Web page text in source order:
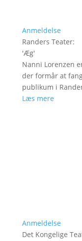
Anmeldelse
Randers Teater:
'Æg'
Nanni Lorenzen
der formår at
publikum i
Læs mere
Anmeldelse
Det Kongelige